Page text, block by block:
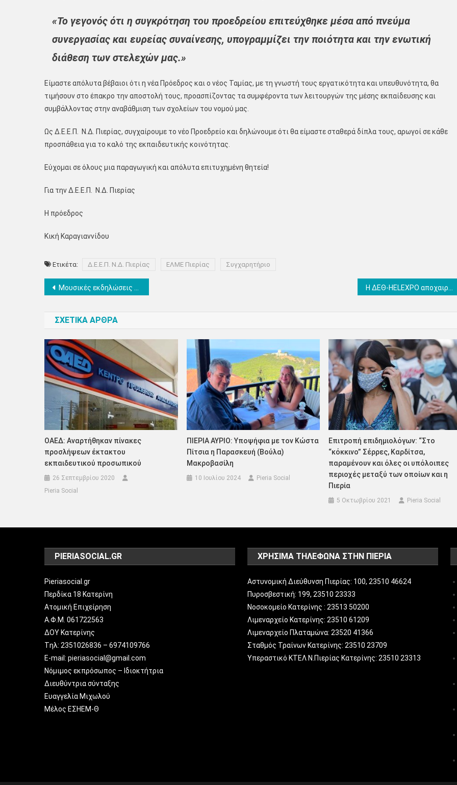
«Το γεγονός ότι η συγκρότηση του προεδρείου επιτεύχθηκε μέσα από πνεύμα
συνεργασίας και ευρείας συναίνεσης, υπογραμμίζει την ποιότητα και την ενωτική
διάθεση των στελεχών μας.»
​Είμαστε απόλυτα βέβαιοι ότι η νέα Πρόεδρος και ο νέος Ταμίας, με τη γνωστή τους εργατικότητα και υπευθυνότητα, θα
τιμήσουν στο έπακρο την αποστολή τους, προασπίζοντας τα συμφέροντα των λειτουργών της μέσης εκπαίδευσης και
συμβάλλοντας στην αναβάθμιση των σχολείων του νομού μας.
​Ως Δ.Ε.Ε.Π. Ν.Δ. Πιερίας, συγχαίρουμε το νέο Προεδρείο και δηλώνουμε ότι θα είμαστε σταθερά δίπλα τους, αρωγοί σε κάθε
προσπάθεια για το καλό της εκπαιδευτικής κοινότητας.
​Εύχομαι σε όλους μια παραγωγική και απόλυτα επιτυχημένη θητεία!
Για την Δ.Ε.Ε.Π. Ν.Δ. Πιερίας
Η πρόεδρος
Κική Καραγιαννίδου
Ετικέτα: Δ.Ε.Ε.Π. Ν.Δ. Πιερίας ΕΛΜΕ Πιερίας Συγχαρητήριο
Πλοήγηση
Μουσικές εκδηλώσεις από την Εστία Πιερίδων Μουσών στο πλαίσιο των “Εαρινών Ημερών Μουσών 2026” Η ΔΕΘ-HELEXPO αποχαιρετά τον Λευτέρη Κογκαλίδη
ΣΧΕΤΙΚΑ ΑΡΘΡΑ
ΟΑΕΔ: Αναρτήθηκαν πίνακες
προσλήψεων έκτακτου
εκπαιδευτικού προσωπικού
26 Σεπτεμβρίου 2020
Pieria Social
ΠΙΕΡΙΑ ΑΥΡΙΟ: Υποψήφια με τον Κώστα
Πίτσια η Παρασκευή (Βούλα)
Μακροβασίλη
10 Ιουλίου 2024 Pieria Social
Eπιτροπή επιδημιολόγων: “Στο
“κόκκινο” Σέρρες, Καρδίτσα,
παραμένουν και όλες οι υπόλοιπες
περιοχές μεταξύ των οποίων και η
Πιερία
5 Οκτωβρίου 2021 Pieria Social
PIERIASOCIAL.GR
Pieriasocial.gr
Περδίκα 18 Κατερίνη
Ατομική Επιχείρηση
Α.Φ.Μ. 061722563
ΔΟΥ Κατερίνης
Tηλ: 2351026836 – 6974109766
E-mail: pieriasocial@gmail.com
Νόμιμος εκπρόσωπος – Ιδιοκτήτρια
Διευθύντρια σύνταξης
Ευαγγελία Μιχωλού
Μέλος ΕΣΗΕΜ-Θ
ΧΡΗΣΙΜΑ ΤΗΛΕΦΩΝΑ ΣΤΗΝ ΠΙΕΡΙΑ
Αστυνομική Διεύθυνση Πιερίας: 100, 23510 46624
Πυροσβεστική: 199, 23510 23333
Νοσοκομείο Κατερίνης : 23513 50200
Λιμεναρχείο Κατερίνης: 23510 61209
Λιμεναρχείο Πλαταμώνα: 23520 41366
Σταθμός Τραίνων Κατερίνης: 23510 23709
Υπεραστικό ΚΤΕΛ Ν.Πιερίας Κατερίνης: 23510 23313